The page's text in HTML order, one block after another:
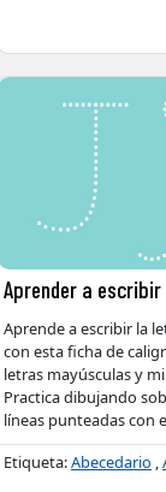
Aprender a
Aprende a escribir la
con esta ficha de
letras mayúsculas y
Practica dibujando
líneas punteadas con
Etiqueta:Abecedario ,